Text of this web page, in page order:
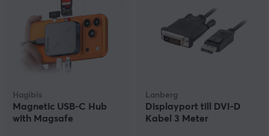
Hagibis
Magnetic USB-C Hub
with Magsafe
Lanberg
Displayport till DVI-D
Kabel 3 Meter